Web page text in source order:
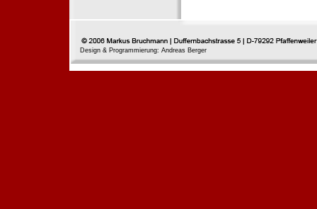
Design & Programmierung: Andreas Berger